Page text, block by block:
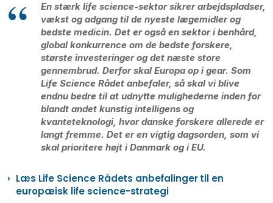
En stærk life science-sektor sikrer arbejdspladser,
vækst og adgang til de nyeste lægemidler og
bedste medicin. Det er også en sektor i benhård,
global konkurrence om de bedste forskere,
største investeringer og det næste store
gennembrud. Derfor skal Europa op i gear. Som
Life Science Rådet anbefaler, så skal vi blive
endnu bedre til at udnytte mulighederne inden for
blandt andet kunstig intelligens og
kvanteteknologi, hvor danske forskere allerede er
langt fremme. Det er en vigtig dagsorden, som vi
skal prioritere højt i Danmark og i EU.
Læs Life Science Rådets anbefalinger til en
europæisk life science-strategi